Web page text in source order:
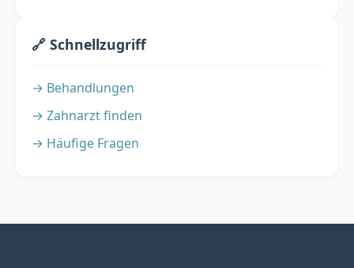
🔗 Schnellzugriff
→ Behandlungen
→ Zahnarzt finden
→ Häufige Fragen